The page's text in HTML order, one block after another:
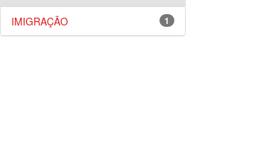
1
IMIGRAÇÃO